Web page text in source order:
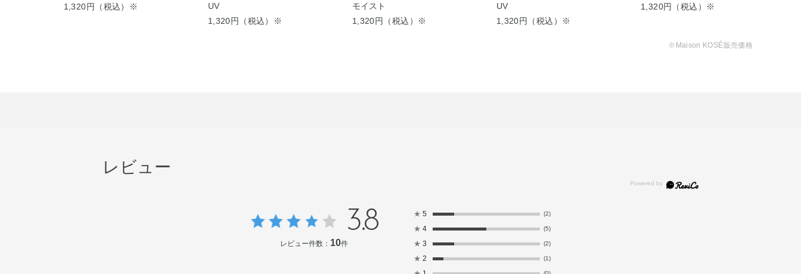
1,320円（税込）※
UV
1,320円（税込）※
モイスト
1,320円（税込）※
UV
1,320円（税込）※
1,320円（税込）※
※Maison KOSÉ販売価格
レビュー
3.8
レビュー件数： 10件
★ 5 (2)
★ 4 (5)
★ 3 (2)
★ 2 (1)